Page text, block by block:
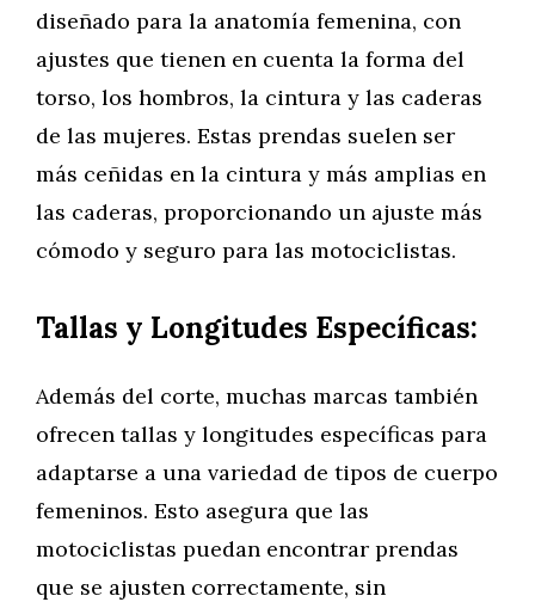
diseñado para la anatomía femenina, con
ajustes que tienen en cuenta la forma del
torso, los hombros, la cintura y las caderas
de las mujeres. Estas prendas suelen ser
más ceñidas en la cintura y más amplias en
las caderas, proporcionando un ajuste más
cómodo y seguro para las motociclistas.
Tallas y Longitudes Específicas:
Además del corte, muchas marcas también
ofrecen tallas y longitudes específicas para
adaptarse a una variedad de tipos de cuerpo
femeninos. Esto asegura que las
motociclistas puedan encontrar prendas
que se ajusten correctamente, sin